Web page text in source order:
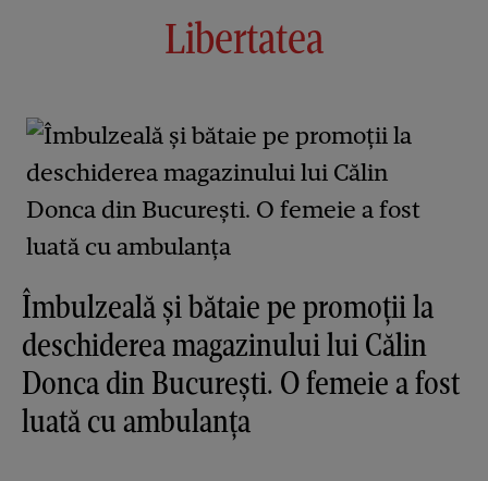
Libertatea
Îmbulzeală și bătaie pe promoții la
deschiderea magazinului lui Călin
Donca din București. O femeie a fost
luată cu ambulanța